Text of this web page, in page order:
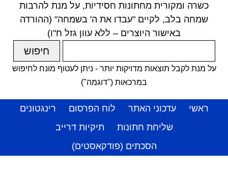
כשרה ומקורית מחתונות חסידיות, על מנת להרבות
שמחה בלב, לקיים "עבדו את ה' בשמחה" (ההורדה
באישור היוצרים – ללא עוון גזל ח"ו)
על מנת לקבל תוצאות מדויקות יותר - ניתן לעטוף מונח לחיפוש
במרכאות ("דוגמה")
ראשי עדכוני האתר לוח הפרסום
רינגטונים
שליחת חתונות
תיקיות דרייב
הסכתים (פודקאסטים)